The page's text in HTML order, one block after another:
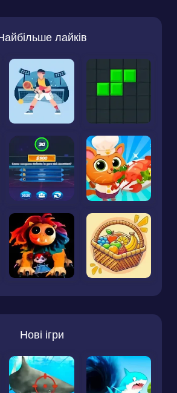
лайків
Нові ігри